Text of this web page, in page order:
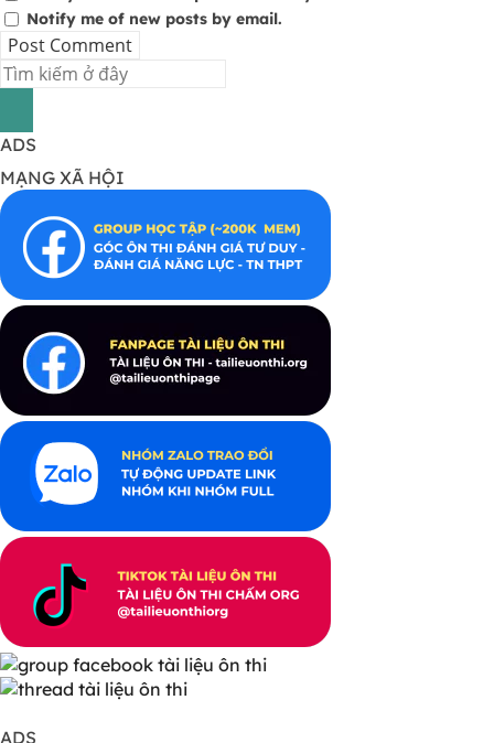
Notify me of new posts by email.
ADS
MẠNG XÃ HỘI
ADS